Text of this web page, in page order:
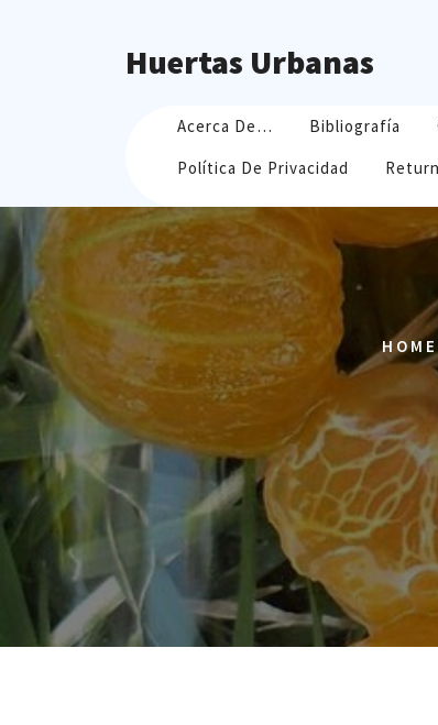
Huertas Urbanas
Acerca De… Bibliografía
Política De Privacidad
HOME